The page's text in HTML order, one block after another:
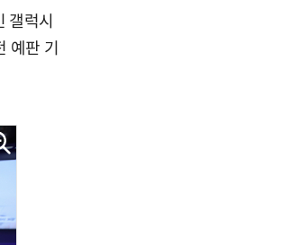
갤럭시
예판 기